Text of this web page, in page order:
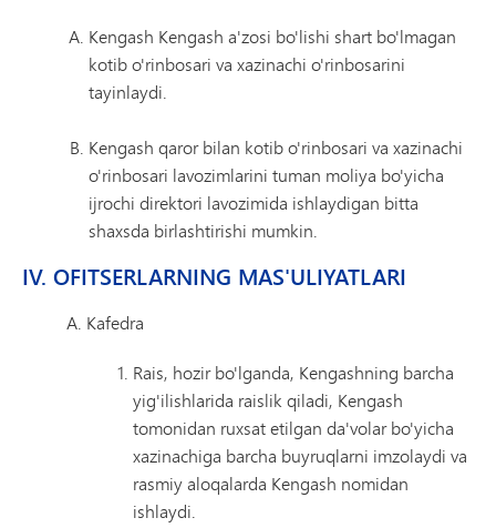
Kengash Kengash a'zosi bo'lishi shart bo'lmagan
kotib o'rinbosari va xazinachi o'rinbosarini
tayinlaydi.
Kengash qaror bilan kotib o'rinbosari va xazinachi
o'rinbosari lavozimlarini tuman moliya bo'yicha
ijrochi direktori lavozimida ishlaydigan bitta
shaxsda birlashtirishi mumkin.
IV. OFITSERLARNING MAS'ULIYATLARI
A. Kafedra
Rais, hozir bo'lganda, Kengashning barcha
yig'ilishlarida raislik qiladi, Kengash
tomonidan ruxsat etilgan da'volar bo'yicha
xazinachiga barcha buyruqlarni imzolaydi va
rasmiy aloqalarda Kengash nomidan
ishlaydi.